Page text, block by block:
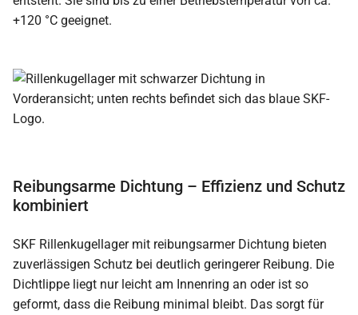
+120 °C geeignet.
Reibungsarme Dichtung – Effizienz und Schutz
kombiniert
SKF Rillenkugellager mit reibungsarmer Dichtung bieten
zuverlässigen Schutz bei deutlich geringerer Reibung. Die
Dichtlippe liegt nur leicht am Innenring an oder ist so
geformt, dass die Reibung minimal bleibt. Das sorgt für